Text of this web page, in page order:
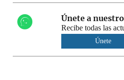
Únete a
Recibe todas las
Únete